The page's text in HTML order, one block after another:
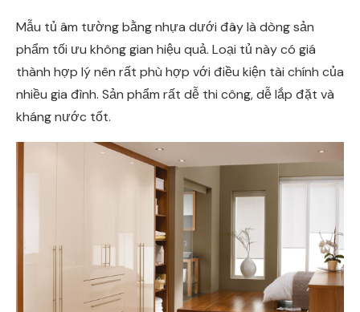
Mẫu tủ âm tường bằng nhựa dưới đây là dòng sản
phẩm tối ưu không gian hiệu quả. Loại tủ này có giá
thành hợp lý nên rất phù hợp với điều kiện tài chính của
nhiều gia đình. Sản phẩm rất dễ thi công, dễ lắp đặt và
kháng nước tốt.